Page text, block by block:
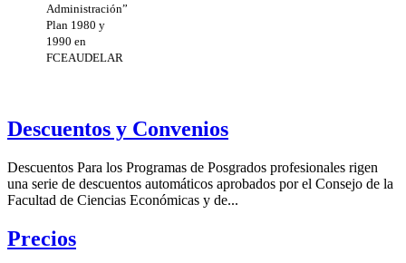
Administración”
Plan 1980 y
1990 en
FCEAUDELAR
Descuentos y Convenios
Descuentos Para los Programas de Posgrados profesionales rigen
una serie de descuentos automáticos aprobados por el Consejo de la
Facultad de Ciencias Económicas y de...
Precios